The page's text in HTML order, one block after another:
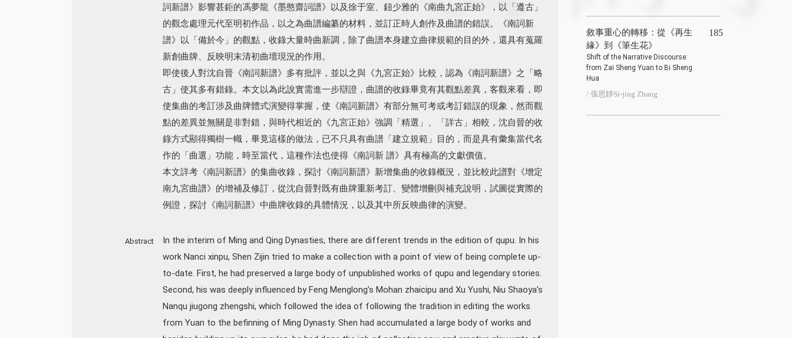
詞新譜》影響甚鉅的馮夢龍《墨憨齋詞譜》以及徐于室、鈕少雅的《南曲九宮正始》，以「遵古」
的觀念處理元代至明初作品，以之為曲譜編纂的材料，並訂正時人創作及曲譜的錯誤。《南詞新
譜》以「備於今」的觀點，收錄大量時曲新調，除了曲譜本身建立曲律規範的目的外，還具有蒐羅
新創曲牌、反映明末清初曲壇現況的作用。
即使後人對沈自晉《南詞新譜》多有批評，並以之與《九宮正始》比較，認為《南詞新譜》之「略
古」使其多有錯錄。本文以為此說實需進一步辯證，曲譜的收錄畢竟有其觀點差異，客觀來看，即
使集曲的考訂涉及曲牌體式演變得掌握，使《南詞新譜》有部分無可考或考訂錯誤的現象，然而觀
點的差異並無關是非對錯，與時代相近的《九宮正始》強調「精選」、「詳古」相較，沈自晉的收
錄方式顯得獨樹一幟，畢竟這樣的做法，已不只具有曲譜「建立規範」目的，而是具有彙集當代名
作的「曲選」功能，時至當代，這種作法也使得《南詞新 譜》具有極高的文獻價值。
本文詳考《南詞新譜》的集曲收錄，探討《南詞新譜》新增集曲的收錄概況，並比較此譜對《增定
南九宮曲譜》的增補及修訂，從沈自晉對既有曲牌重新考訂、變體增刪與補充說明，試圖從實際的
例證，探討《南詞新譜》中曲牌收錄的具體情況，以及其中所反映曲律的演變。
Abstract
In the interim of Ming and Qing Dynasties, there are different trends in the edition of qupu. In his
work Nanci xinpu, Shen Zijin tried to make a collection with a point of view of being complete up-
to-date. First, he had preserved a large body of unpublished works of qupu and legendary stories.
Second, his was deeply influenced by Feng Menglong’s Mohan zhaicipu and Xu Yushi, Niu Shaoya’s
Nanqu jiugong zhengshi, which followed the idea of following the tradition in editing the works
from Yuan to the befinning of Ming Dynasty. Shen had accumulated a large body of works and
敘事重心的轉移：從《再生
緣》到《筆生花》
Shift of the Narrative Discourse:
from Zai Sheng Yuan to Bi Sheng
Hua
/ 張思靜Si-jing Zhang
185